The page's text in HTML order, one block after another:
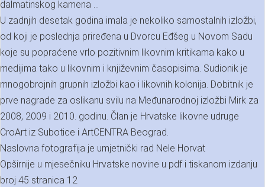
dalmatinskog kamena ...
U zadnjih desetak godina imala je nekoliko samostalnih izložbi,
od koji je poslednja priređena u Dvorcu Eđšeg u Novom Sadu
koje su popraćene vrlo pozitivnim likovnim kritikama kako u
medijima tako u likovnim i književnim časopisima. Sudionik je
mnogobrojnih grupnih izložbi kao i likovnih kolonija. Dobitnik je
prve nagrade za oslikanu svilu na Međunarodnoj izložbi Mirk za
2008, 2009 i 2010. godinu. Član je Hrvatske likovne udruge
CroArt iz Subotice i ArtCENTRA Beograd.
Naslovna fotografija je umjetnički rad Nele Horvat
Opširnije u mjesečniku Hrvatske novine u pdf i tiskanom izdanju
broj 45 stranica 12